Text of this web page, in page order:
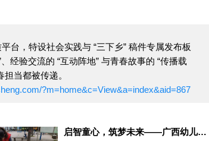
台，特设社会实践与 “三下乡” 稿件专属发布板
经验交流的 “互动阵地” 与青春故事的 “传播载
当都被传递。
?m=home&c=View&a=index&aid=867
启智童心，筑梦未来——广西幼儿师范高等专科学校学前教育系20